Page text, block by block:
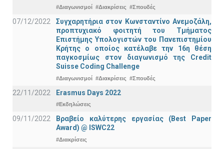
#Διαγωνισμοί #Διακρίσεις #Σπουδές
07/12/2022
Συγχαρητήρια στον Κωνσταντίνο Ανεμοζάλη,
προπτυχιακό φοιτητή του Τμήματος
Επιστήμης Υπολογιστών του Πανεπιστημίου
Κρήτης ο οποίος κατέλαβε την 16η θέση
παγκοσμίως στον διαγωνισμό της Credit
Suisse Coding Challenge
#Διαγωνισμοί #Διακρίσεις #Σπουδές
22/11/2022 Erasmus Days 2022
#Εκδηλώσεις
09/11/2022
Βραβείο καλύτερης εργασίας (Best Paper
Award) @ ISWC22
#Διακρίσεις